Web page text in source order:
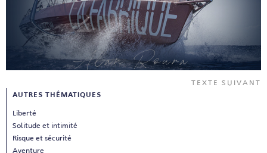
Alan Roura
TEXTE SUIVANT
AUTRES THÉMATIQUES
Liberté
Solitude et intimité
Risque et sécurité
Aventure